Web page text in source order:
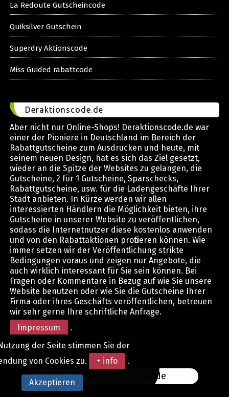
La Redoute Gutscheincode
Quiksilver Gutschein
Superdry Aktionscode
Miss Guided rabattcode
Deraktionscode.de
Aber nicht nur Online-Shops! Deraktionscode.de war
einer der Pioniere in Deutschland im Bereich der
Rabattgutscheine zum Ausdrucken und heute, mit
seinem neuen Design, hat es sich das Ziel gesetzt,
wieder an die Spitze der Websites zu gelangen, die
Gutscheine, 2 für 1 Gutscheine, Sparschecks,
Rabattgutscheine, usw. für die Ladengeschäfte Ihrer
Stadt anbieten. In Kürze werden wir allen
interessierten Händlern die Möglichkeit bieten, ihre
Gutscheine in unserer Website zu veröffentlichen,
sodass die Internetnutzer diese kostenlos anwenden
und von den Rabattaktionen profitieren können. Wie
immer setzen wir der Veröffentlichung strikte
Bedingungen voraus und zeigen nur Angebote, die
auch wirklich interessant für Sie sein können. Bei
Fragen oder Kommentare in Bezug auf wie Sie unsere
Website benutzen oder wie Sie die Gutscheine Ihrer
Firma oder ihres Geschäfts veröffentlichen, betreuen
wir sehr gerne Ihre schriftliche Anfrage.
Impressum
.
www.DerAktionsCode.de
der Seite stimmen Sie der
von Cookies zu.
+ info .
Akzeptieren